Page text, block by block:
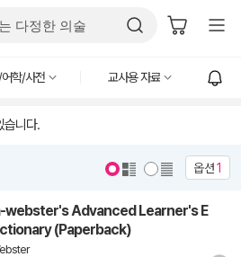
어학/사전 교사용 자료
습니다.
옵션1
webster's Advanced Learner's E
(Paperback)